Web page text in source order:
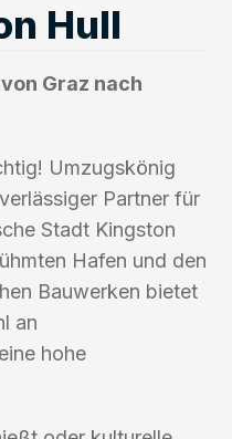
Hull
Graz nach
Umzugskönig
Partner für
Stadt Kingston
Hafen und den
Bauwerken bietet
an
hohe